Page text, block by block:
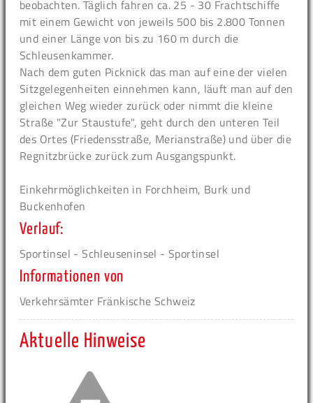
beobachten. Täglich fahren ca. 25 - 30 Frachtschiffe
mit einem Gewicht von jeweils 500 bis 2.800 Tonnen
und einer Länge von bis zu 160 m durch die
Schleusenkammer.
Nach dem guten Picknick das man auf eine der vielen
Sitzgelegenheiten einnehmen kann, läuft man auf den
gleichen Weg wieder zurück oder nimmt die kleine
Straße "Zur Staustufe", geht durch den unteren Teil
des Ortes (Friedensstraße, Merianstraße) und über die
Regnitzbrücke zurück zum Ausgangspunkt.
Einkehrmöglichkeiten in Forchheim, Burk und
Buckenhofen
Verlauf:
Sportinsel - Schleuseninsel - Sportinsel
Informationen von
Verkehrsämter Fränkische Schweiz
Aktuelle Hinweise